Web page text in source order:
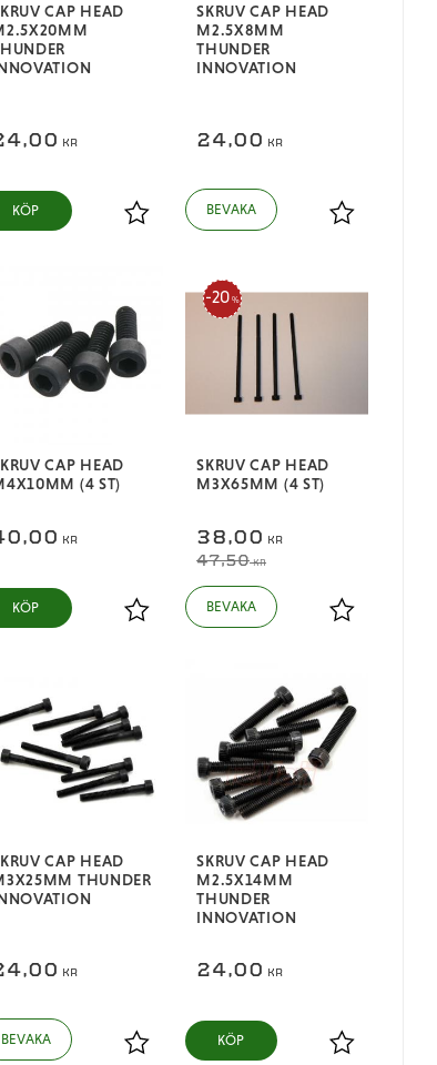
favoriter
CAP HEAD
KR
Lägg till i favoriter
KÖP
SKRUV CAP HEAD
M2.5X8MM
THUNDER
INNOVATION
24,00 KR
Lägg till i
favoriter
CAP HEAD
(4 ST)
KR
Lägg till i favoriter
KÖP
SKRUV CAP HEAD
M3X65MM (4 ST)
38,00 KR
47,50KR
20 %
Lägg till i
favoriter
CAP HEAD
THUNDER
KR
Lägg till i favoriter
SKRUV CAP HEAD
M2.5X14MM
THUNDER
INNOVATION
24,00 KR
Lägg till i
KÖP